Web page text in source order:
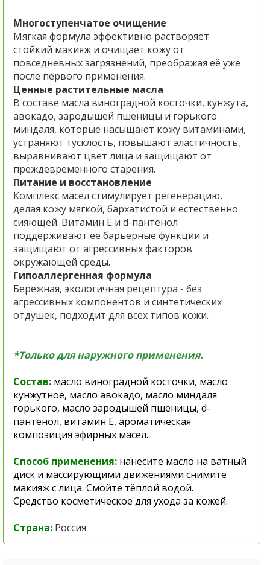
Многоступенчатое очищение
Мягкая формула эффективно растворяет
стойкий макияж и очищает кожу от
повседневных загрязнений, преображая её уже
после первого применения.
Ценные растительные масла
В составе масла виноградной косточки, кунжута,
авокадо, зародышей пшеницы и горького
миндаля, которые насыщают кожу витаминами,
устраняют тусклость, повышают эластичность,
выравнивают цвет лица и защищают от
преждевременного старения.
Питание и восстановление
Комплекс масел стимулирует регенерацию,
делая кожу мягкой, бархатистой и естественно
сияющей. Витамин Е и d-пантенол
поддерживают её барьерные функции и
защищают от агрессивных факторов
окружающей среды.
Гипоаллергенная формула
Бережная, экологичная рецептура - без
агрессивных компонентов и синтетических
отдушек, подходит для всех типов кожи.
*Только для наружного применения.
Состав: масло виноградной косточки, масло
кунжутное, масло авокадо, масло миндаля
горького, масло зародышей пшеницы, d-
пантенол, витамин Е, ароматическая
композиция эфирных масел.
Способ применения: нанесите масло на ватный
диск и массирующими движениями снимите
макияж с лица. Смойте тёплой водой.
Средство косметическое для ухода за кожей.
Страна: Россия